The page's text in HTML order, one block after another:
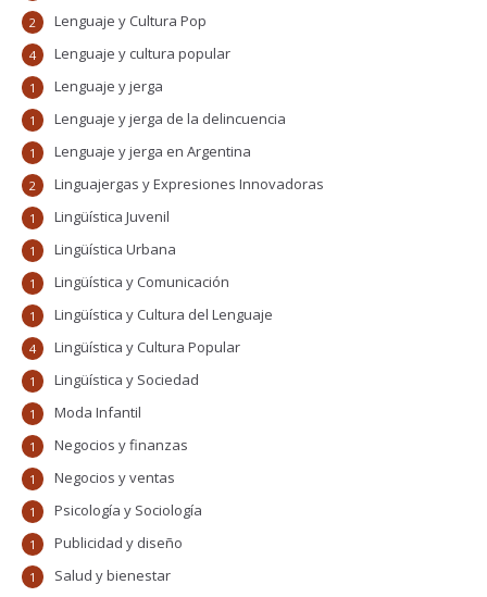
Lenguaje y Cultura Pop
2
Lenguaje y cultura popular
4
Lenguaje y jerga
1
Lenguaje y jerga de la delincuencia
1
Lenguaje y jerga en Argentina
1
Linguajergas y Expresiones Innovadoras
2
Lingüística Juvenil
1
Lingüística Urbana
1
Lingüística y Comunicación
1
Lingüística y Cultura del Lenguaje
1
Lingüística y Cultura Popular
4
Lingüística y Sociedad
1
Moda Infantil
1
Negocios y finanzas
1
Negocios y ventas
1
Psicología y Sociología
1
Publicidad y diseño
1
Salud y bienestar
1